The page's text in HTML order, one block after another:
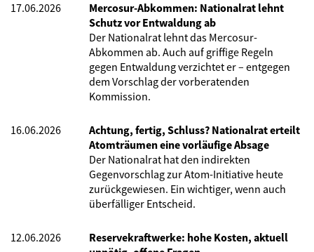
17.06.2026
Mercosur-Abkommen: Nationalrat lehnt
Schutz vor Entwaldung ab
Der Nationalrat lehnt das Mercosur-
Abkommen ab. Auch auf griffige Regeln
gegen Entwaldung verzichtet er – entgegen
dem Vorschlag der vorberatenden
Kommission.
16.06.2026
Achtung, fertig, Schluss? Nationalrat erteilt
Atomträumen eine vorläufige Absage
Der Nationalrat hat den indirekten
Gegenvorschlag zur Atom-Initiative heute
zurückgewiesen. Ein wichtiger, wenn auch
überfälliger Entscheid.
12.06.2026
Reservekraftwerke: hohe Kosten, aktuell